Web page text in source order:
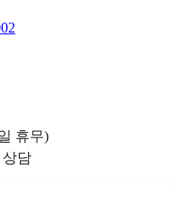
휴무)
상담